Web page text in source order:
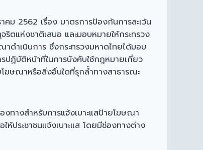
ม 2562 เรื่อง มาตรการป้องกันการละเว้น
ตแห่งชาติเสนอ และมอบหมายให้กระทรวง
ดำเนินการ ซึ่งกระทรวงมหาดไทยได้มอบ
ปฏิบัติหน้าที่ในการบังคับใช้กฎหมายเกี่ยว
โฆษณาหรือสิ่งอื่นใดที่รุกล้ำทางสาธารณะ
ทางสำหรับการแจ้งเบาะแสป้ายโฆษณา
ประชาชนแจ้งเบาะแส โดยมีช่องทางต่าง